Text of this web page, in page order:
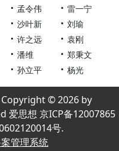
孟令伟
雷一宁
沙叶新
刘瑜
许之远
袁刚
潘维
郑秉文
孙立平 杨光
© 2026 by
爱思想 京ICP备12007865
号.
管理系统